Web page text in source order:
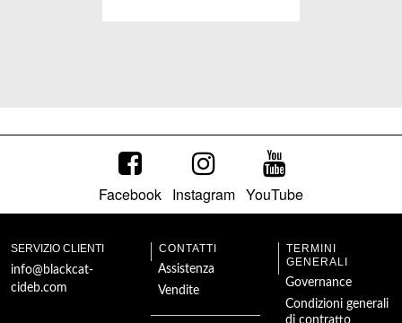
Facebook Instagram YouTube